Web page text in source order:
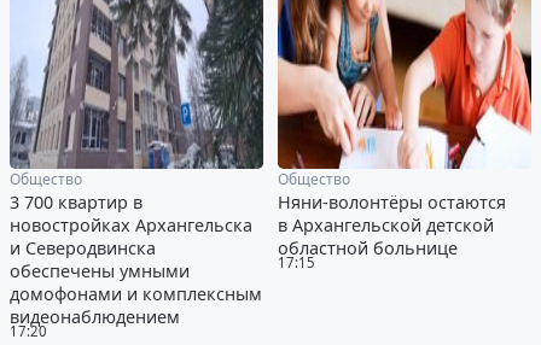
17:20
Общество
3 700 квартир в
новостройках Архангельска
и Северодвинска
обеспечены умными
домофонами и комплексным
видеонаблюдением
17:15
Общество
Няни-волонтёры остаются
в Архангельской детской
областной больнице